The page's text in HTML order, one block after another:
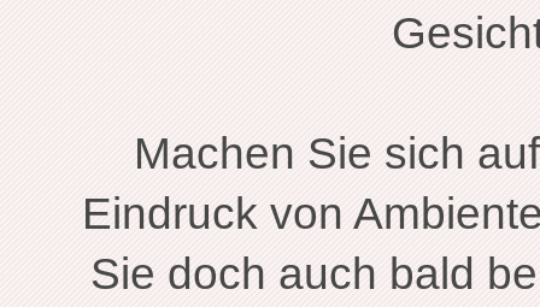
Machen Sie sich
Eindruck von
Sie doch auch bald